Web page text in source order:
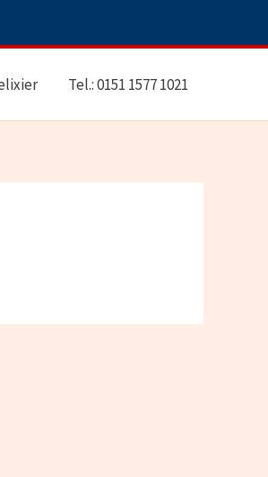
Tel.: 0151 1577 1021